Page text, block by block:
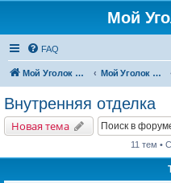
Мой
FAQ
Мой Уголок Земли Мой Уголок Земли
Внутренняя отделка
Новая тема
11 тем •